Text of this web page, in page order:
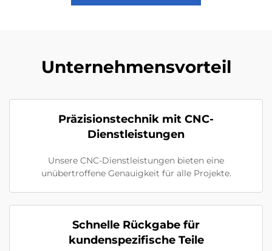
Unternehmensvorteil
Präzisionstechnik mit CNC-
Dienstleistungen
Unsere CNC-Dienstleistungen bieten eine
unübertroffene Genauigkeit für alle Projekte.
Schnelle Rückgabe für
kundenspezifische Teile